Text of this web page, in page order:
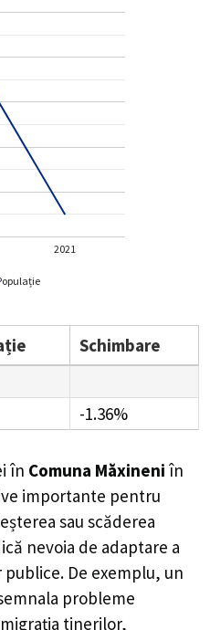
2021
Schimbare
-1.36%
în Comuna Măxineni în
importante pentru
sau scăderea
nevoia de adaptare a
De exemplu, un
probleme
tinerilor,